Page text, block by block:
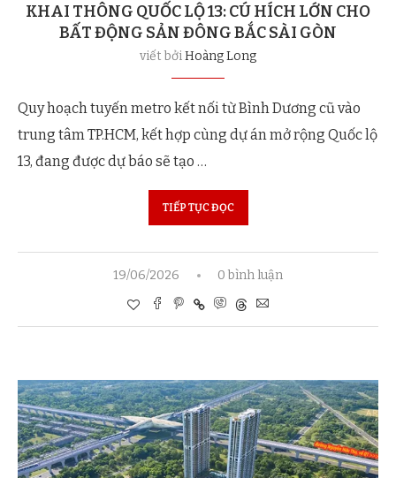
KHAI THÔNG QUỐC LỘ 13: CÚ HÍCH LỚN CHO
BẤT ĐỘNG SẢN ĐÔNG BẮC SÀI GÒN
viết bởiHoàng Long
Quy hoạch tuyến metro kết nối từ Bình Dương cũ vào
trung tâm TP.HCM, kết hợp cùng dự án mở rộng Quốc lộ
13, đang được dự báo sẽ tạo …
TIẾP TỤC ĐỌC
19/06/2026 0 bình luận